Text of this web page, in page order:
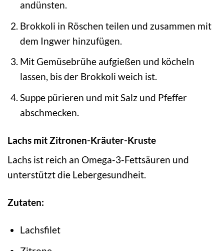
andünsten.
Brokkoli in Röschen teilen und zusammen mit
dem Ingwer hinzufügen.
Mit Gemüsebrühe aufgießen und köcheln
lassen, bis der Brokkoli weich ist.
Suppe pürieren und mit Salz und Pfeffer
abschmecken.
Lachs mit Zitronen-Kräuter-Kruste
Lachs ist reich an Omega-3-Fettsäuren und
unterstützt die Lebergesundheit.
Zutaten:
Lachsfilet